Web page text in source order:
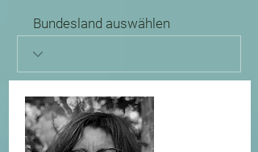
Bundesland auswählen